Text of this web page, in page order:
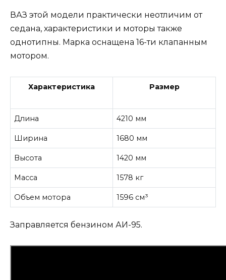
ВАЗ этой модели практически неотличим от
седана, характеристики и моторы также
однотипны. Марка оснащена 16-ти клапанным
мотором.
Характеристика Размер
Длина 4210 мм
Ширина 1680 мм
Высота 1420 мм
Масса 1578 кг
Объем мотора 1596 см³
Заправляется бензином АИ-95.